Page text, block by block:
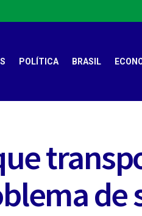
POLÍTICA BRASIL
de